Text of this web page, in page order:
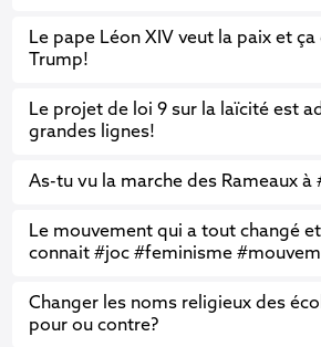
Le pape Léon XIV veut la paix et
Trump!
Le projet de loi 9 sur la laïcité est
grandes lignes!
As-tu vu la marche des Rameaux à
Le mouvement qui a tout changé
connait #joc #feminisme
Changer les noms religieux des
pour ou contre?